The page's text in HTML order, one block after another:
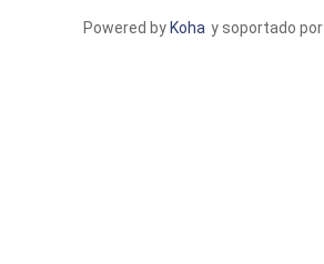
y soportado por
Powered by Koha